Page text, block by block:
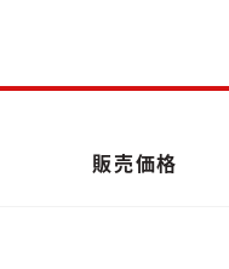
販売価格